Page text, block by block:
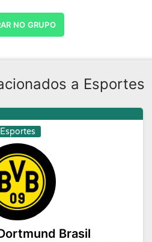
NO GRUPO
a Esportes
Esportes
Brasil